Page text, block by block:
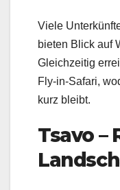
Viele
bieten Blick auf
Gleichzeitig
Fly-in-Safari,
kurz bleibt.
Tsavo –